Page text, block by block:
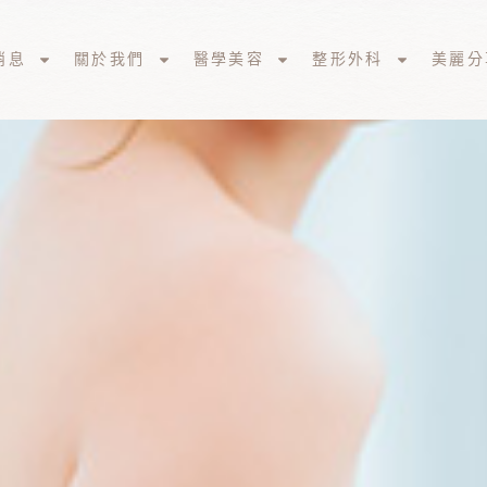
息 關於我們 醫學美容 整形外科 美麗